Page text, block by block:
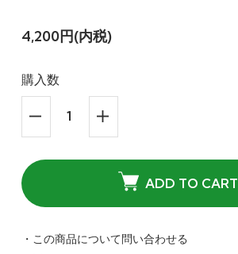
4,200円(内税)
購入数
ADD TO CART
・この商品について問い合わせる